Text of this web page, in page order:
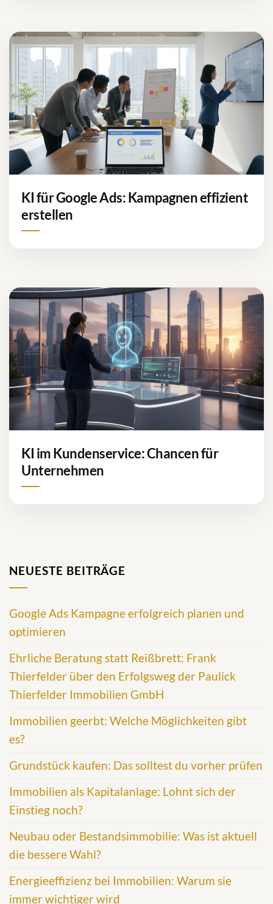
KI für Google Ads: Kampagnen effizient
erstellen
KI im Kundenservice: Chancen für
Unternehmen
NEUESTE BEITRÄGE
Google Ads Kampagne erfolgreich planen und
optimieren
Ehrliche Beratung statt Reißbrett: Frank
Thierfelder über den Erfolgsweg der Paulick
Thierfelder Immobilien GmbH
Immobilien geerbt: Welche Möglichkeiten gibt
es?
Grundstück kaufen: Das solltest du vorher prüfen
Immobilien als Kapitalanlage: Lohnt sich der
Einstieg noch?
Neubau oder Bestandsimmobilie: Was ist aktuell
die bessere Wahl?
Energieeffizienz bei Immobilien: Warum sie
immer wichtiger wird